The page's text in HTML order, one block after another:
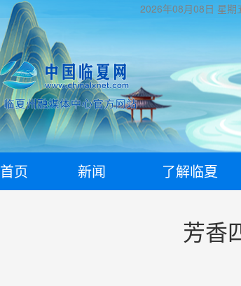
2026年08月08日 星期
首页 新闻 了解临夏
芳香